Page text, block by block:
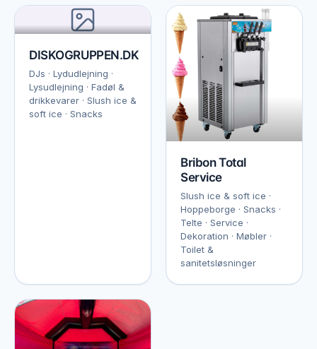
DISKOGRUPPEN.DK
DJs · Lydudlejning ·
Lysudlejning · Fadøl &
drikkevarer · Slush ice &
soft ice · Snacks
Bribon Total
Service
Slush ice & soft ice ·
Hoppeborge · Snacks ·
Telte · Service ·
Dekoration · Møbler ·
Toilet &
sanitetsløsninger